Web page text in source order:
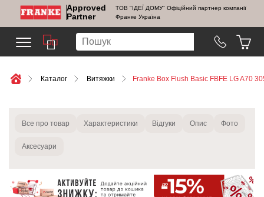
Approved
Partner
ТОВ "ІДЕЇ ДОМУ" Офіційний партнер компанії
Франке Україна
Каталог Витяжки Franke Box Flush Basic FBFE LG A70
Все про товар Характеристики Відгуки Опис Фото
Аксесуари